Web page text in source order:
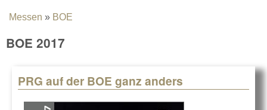
You are here
Messen » BOE
BOE 2017
PRG auf der BOE ganz anders